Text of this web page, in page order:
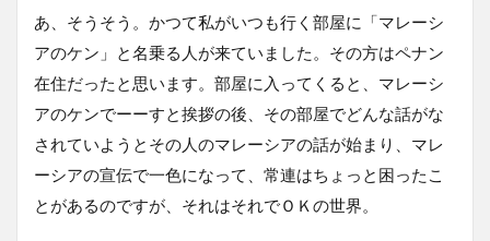
あ、そうそう。かつて私がいつも行く部屋に「マレーシ
アのケン」と名乗る人が来ていました。その方はペナン
在住だったと思います。部屋に入ってくると、マレーシ
アのケンでーーすと挨拶の後、その部屋でどんな話がな
されていようとその人のマレーシアの話が始まり、マレ
ーシアの宣伝で一色になって、常連はちょっと困ったこ
とがあるのですが、それはそれでＯＫの世界。